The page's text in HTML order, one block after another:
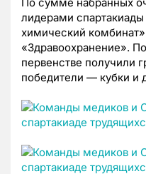
По сумме набранных
лидерами
химический
«Здравоохранение».
первенстве получили
победители — кубки и